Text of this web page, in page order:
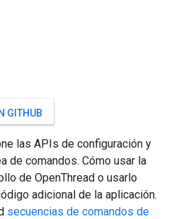
GITHUB
las APIs de configuración y
de comandos. Cómo usar la
de OpenThread o usarlo
adicional de la aplicación.
secuencias de comandos de